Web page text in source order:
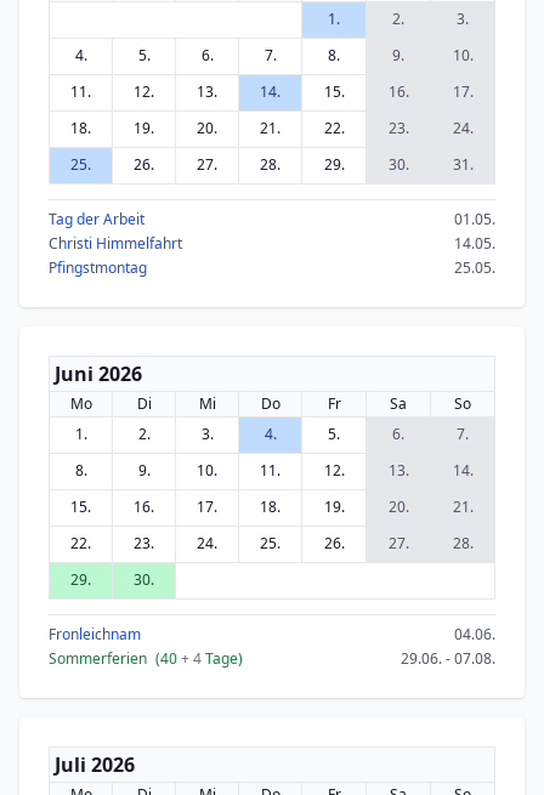
1.
2.
3.
4.
5. 6. 7. 8. 9.
10.
11.
12. 13. 14. 15. 16.
17.
18.
19. 20. 21. 22. 23.
24.
25.
26. 27. 28. 29. 30. 31.
Tag der Arbeit
01.05.
Christi Himmelfahrt
14.05.
Pfingstmontag
25.05.
Juni 2026
Mo Di Mi Do Fr Sa
So
1.
2. 3. 4. 5. 6.
7.
8.
9. 10. 11. 12. 13.
14.
15.
16. 17. 18. 19. 20.
21.
22.
23. 24. 25. 26. 27.
28.
29.
30.
Fronleichnam
04.06.
Sommerferien (40+ 4Tage) 29.06. - 07.08.
Juli 2026